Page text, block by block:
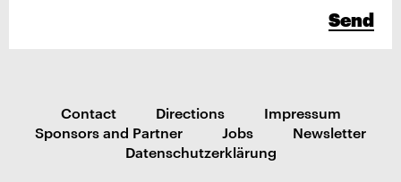
Send
Contact Directions
Impressum
Sponsors and Partner
Jobs
Newsletter
Datenschutzerklärung